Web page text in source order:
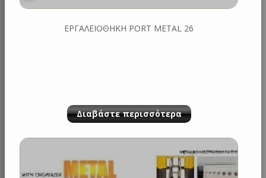
EΡΓΑΛΕΙΟΘΗΚΗ PORT METAL 26
Διαβάστε περισσότερα